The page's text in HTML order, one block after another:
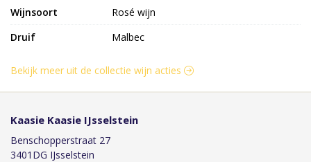
Wijnsoort
Rosé wijn
Druif
Malbec
Bekijk meer uit de collectie wijn acties
Kaasie Kaasie IJsselstein
Benschopperstraat 27
3401DG IJsselstein